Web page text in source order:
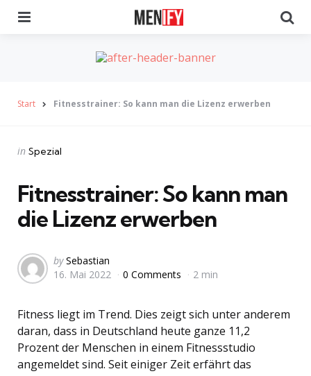
Start Fitnesstrainer: So kann man die Lizenz erwerben
Categories
Posted
in Spezial
Fitnesstrainer: So kann man
die Lizenz erwerben
Posted
by
by Sebastian
16. Mai 2022
0 Comments 2 min
Fitness liegt im Trend. Dies zeigt sich unter anderem
daran, dass in Deutschland heute ganze 11,2
Prozent der Menschen in einem Fitnessstudio
angemeldet sind. Seit einiger Zeit erfährt das